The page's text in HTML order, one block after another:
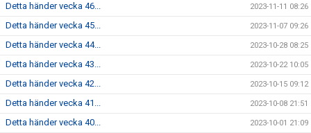
Detta händer vecka 46... 2023-11-11 08:26
Detta händer vecka 45... 2023-11-07 09:26
Detta händer vecka 44... 2023-10-28 08:25
Detta händer vecka 43... 2023-10-22 10:05
Detta händer vecka 42... 2023-10-15 09:12
Detta händer vecka 41... 2023-10-08 21:51
Detta händer vecka 40... 2023-10-01 21:09